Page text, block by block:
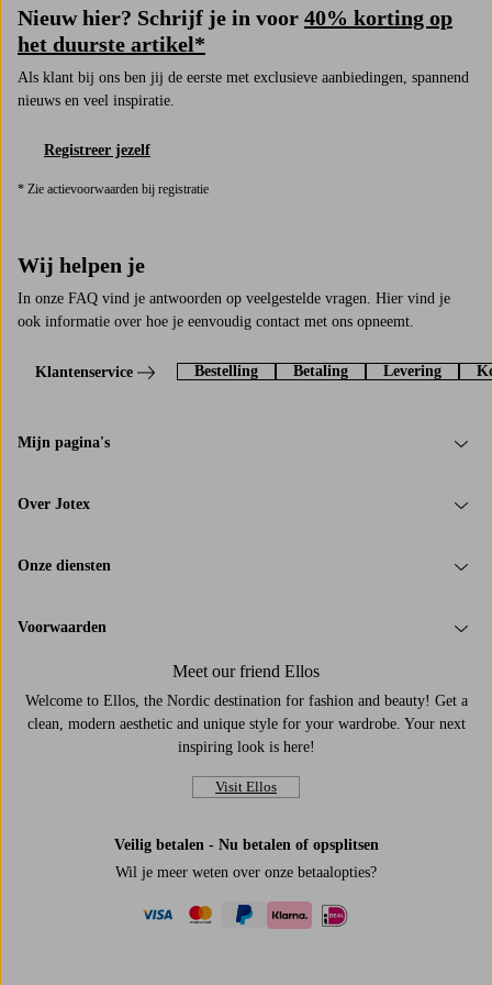
Nieuw hier? Schrijf je in voor 40% korting op
het duurste artikel*
Als klant bij ons ben jij de eerste met exclusieve aanbiedingen, spannend
nieuws en veel inspiratie.
Registreer jezelf
* Zie actievoorwaarden bij registratie
Wij helpen je
In onze FAQ vind je antwoorden op veelgestelde vragen. Hier vind je
ook informatie over hoe je eenvoudig contact met ons opneemt.
Klantenservice Bestelling Betaling Levering
Mijn pagina's
Over Jotex
Onze diensten
Voorwaarden
Meet our friend Ellos
Welcome to Ellos, the Nordic destination for fashion and beauty! Get a
clean, modern aesthetic and unique style for your wardrobe. Your next
inspiring look is here!
Visit Ellos
Veilig betalen - Nu betalen of opsplitsen
Wil je meer weten over onze betaalopties?